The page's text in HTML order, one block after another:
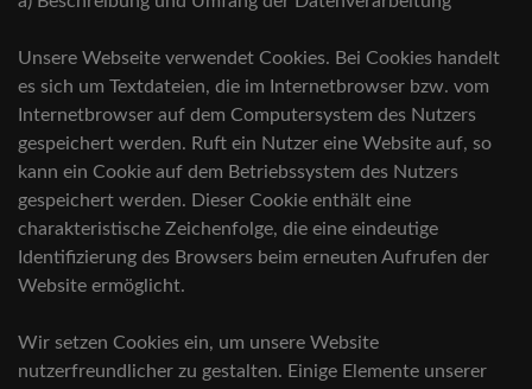
Unsere Webseite verwendet Cookies. Bei Cookies handelt
es sich um Textdateien, die im Internetbrowser bzw. vom
Internetbrowser auf dem Computersystem des Nutzers
gespeichert werden. Ruft ein Nutzer eine Website auf, so
kann ein Cookie auf dem Betriebssystem des Nutzers
gespeichert werden. Dieser Cookie enthält eine
charakteristische Zeichenfolge, die eine eindeutige
Identifizierung des Browsers beim erneuten Aufrufen der
Website ermöglicht.
Wir setzen Cookies ein, um unsere Website
nutzerfreundlicher zu gestalten. Einige Elemente unserer